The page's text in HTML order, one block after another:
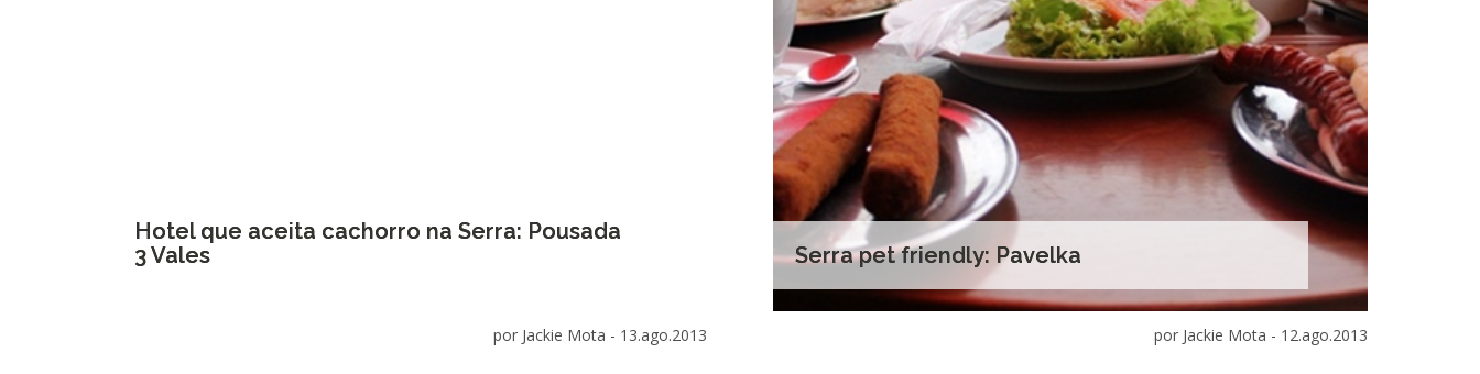
Hotel que aceita cachorro na Serra: Pousada
3 Vales
por Jackie Mota - 13.ago.2013
Serra pet friendly: Pavelka
por Jackie Mota - 12.ago.2013